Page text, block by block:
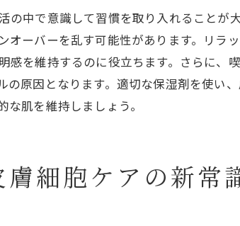
効果的な保湿タイミングの見極め
皮膚細胞が持つ力を引き出すスキンケア
肌の自然治癒力を高めるセルフケア
皮膚の酸化を防ぐためのアプローチ
の中で意識して習慣を取り入れることが
ーバーを乱す可能性があります。リラ
感を維持するのに役立ちます。さらに
の原因となります。適切な保湿剤を使い
肌を維持しましょう。
細胞ケアの新常